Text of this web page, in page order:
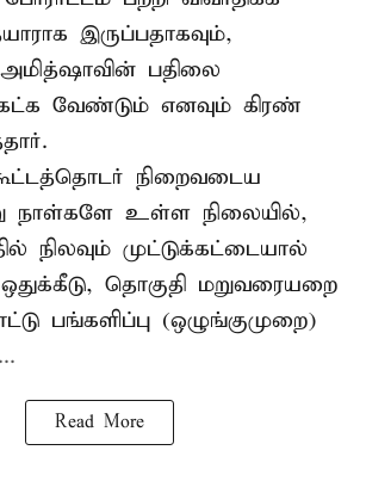
இருப்பதாகவும்,
அமித்ஷாவின் பதிலை
வேண்டும் எனவும் கிரண்
நிறைவடைய
நாள்களே உள்ள நிலையில்,
நிலவும் முட்டுக்கட்டையால்
தொகுதி மறுவரையறை
பங்களிப்பு (ஒழுங்குமுறை)
Read More